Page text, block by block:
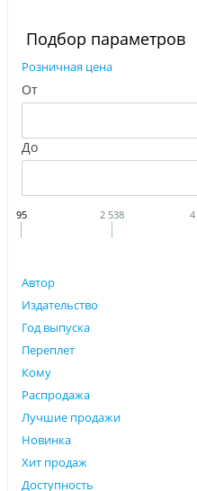
Подбор параметров
Розничная цена
От
До
95 2 538
Автор
Издательство
Год выпуска
Переплет
Кому
Распродажа
Лучшие продажи
Новинка
Хит продаж
Доступность